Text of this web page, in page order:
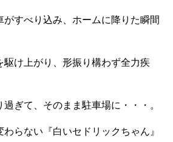
すべり込み、ホームに降りた瞬間
駆け上がり、形振り構わず全力疾
ぎて、そのまま駐車場に・・・。
らない『白いセドリックちゃん』